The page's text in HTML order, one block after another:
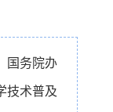
国务院办
技术普及